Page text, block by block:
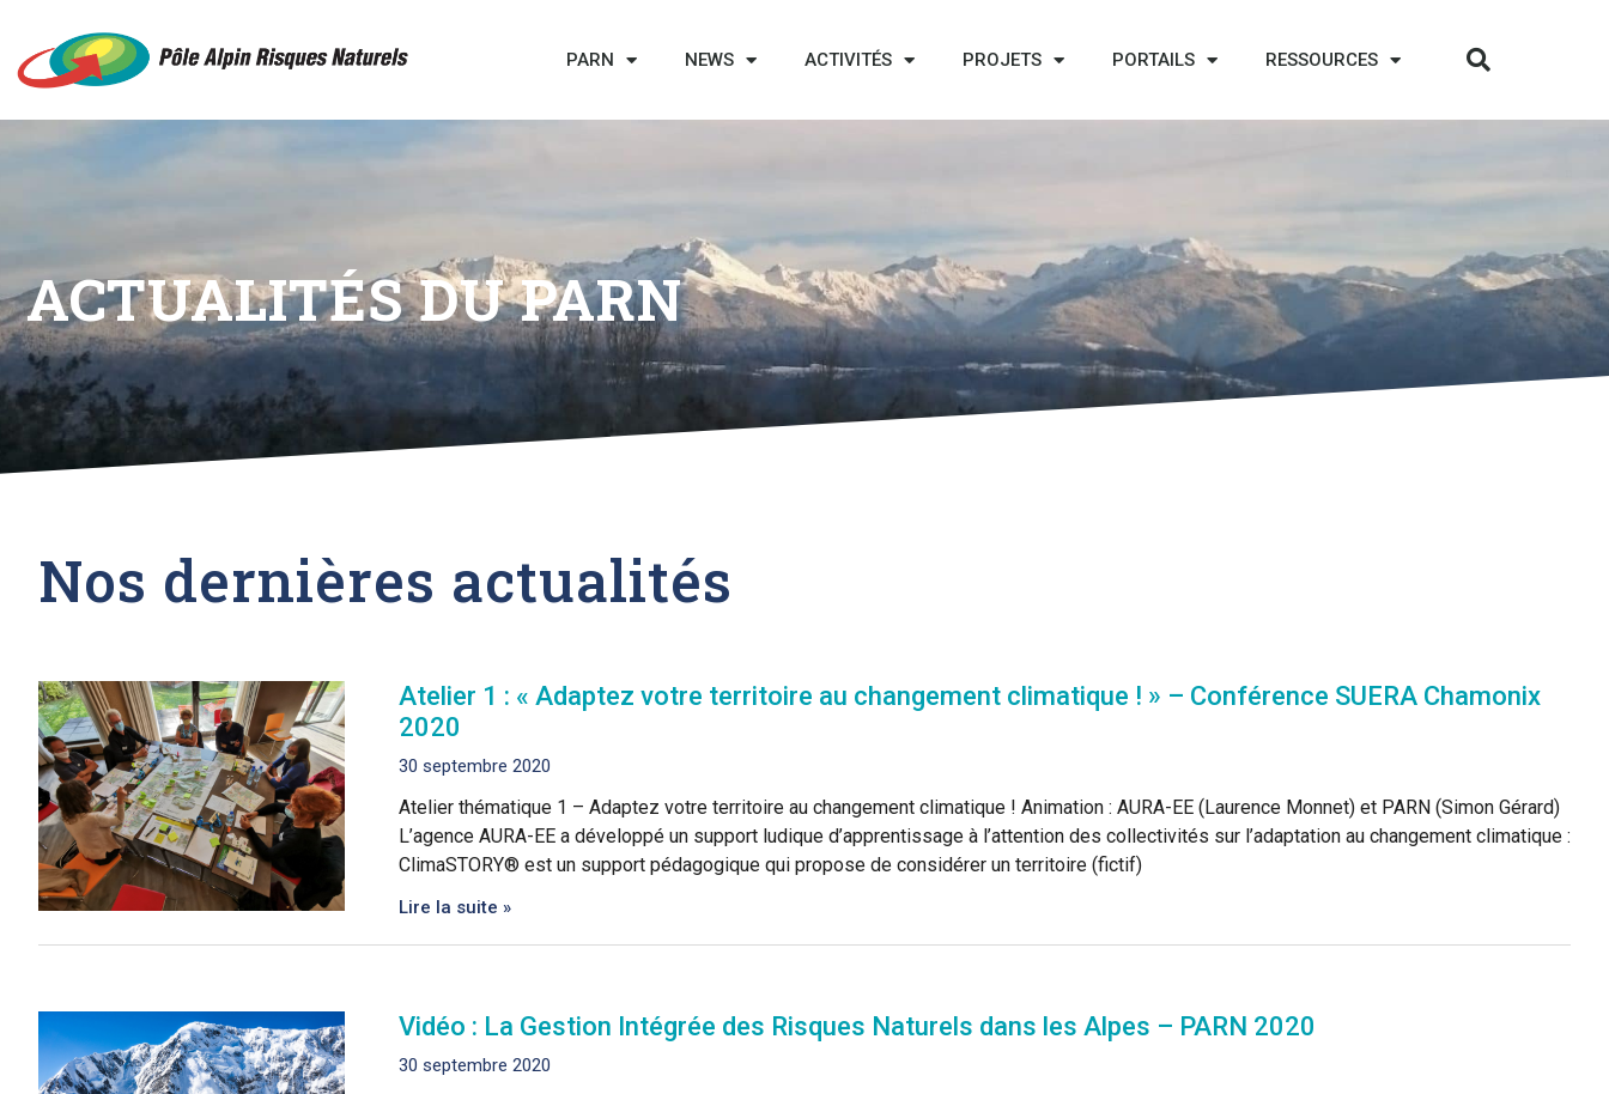
PARN NEWS ACTIVITÉS PROJETS PORTAILS RESSOURCES
ACTUALITÉS DU PARN
Nos dernières actualités
Atelier 1 : « Adaptez votre territoire au changement climatique ! » – Conférence SUERA Chamonix
2020
30 septembre 2020
Atelier thématique 1 – Adaptez votre territoire au changement climatique ! Animation : AURA-EE (Laurence Monnet) et PARN (Simon Gérard)
L’agence AURA-EE a développé un support ludique d’apprentissage à l’attention des collectivités sur l’adaptation au changement climatique :
ClimaSTORY® est un support pédagogique qui propose de considérer un territoire (fictif)
Lire la suite »
Vidéo : La Gestion Intégrée des Risques Naturels dans les Alpes – PARN 2020
30 septembre 2020